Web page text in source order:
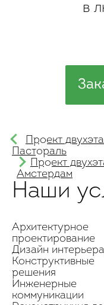
в
Проект
Пастораль
Проект
Амстердам
Наши
Архитектурное
проектирование
Дизайн интерьера
Конструктивные
решения
Инженерные
коммуникации